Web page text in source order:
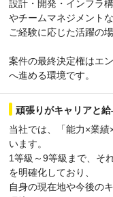
設計・開発・インフラ
やチームマネジメントな
ご経験に応じた活躍の
案件の最終決定権はエ
へ進める環境です。
頑張りがキャリアと
当社では、「能力×業
います。
1等級～9等級まで、そ
を明確化しており、
自身の現在地や今後の